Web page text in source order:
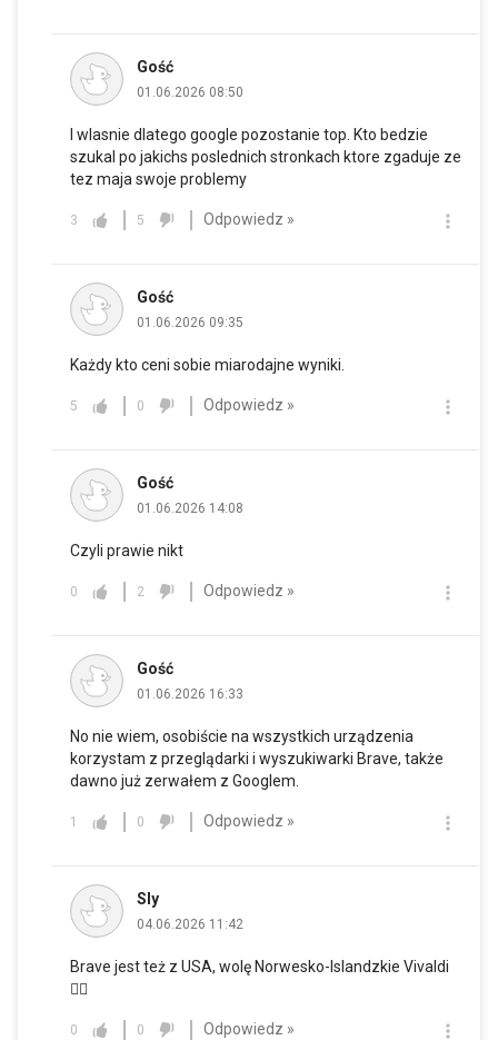
Gość
01.06.2026 08:50
I wlasnie dlatego google pozostanie top. Kto bedzie
szukal po jakichs poslednich stronkach ktore zgaduje ze
tez maja swoje problemy
3 5 Odpowiedz »
Gość
01.06.2026 09:35
Każdy kto ceni sobie miarodajne wyniki.
5 0 Odpowiedz »
Gość
01.06.2026 14:08
Czyli prawie nikt
0 2 Odpowiedz »
Gość
01.06.2026 16:33
No nie wiem, osobiście na wszystkich urządzenia
korzystam z przeglądarki i wyszukiwarki Brave, także
dawno już zerwałem z Googlem.
1 0 Odpowiedz »
Sly
04.06.2026 11:42
Brave jest też z USA, wolę Norwesko-Islandzkie Vivaldi
🤷‍♂️
0 0 Odpowiedz »